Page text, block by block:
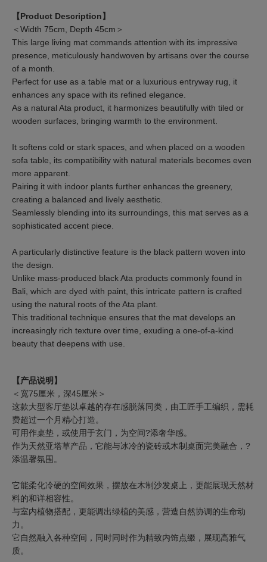
【Product Description】
＜Width 75cm, Depth 45cm＞
This large living mat commands attention with its impressive
presence, meticulously handwoven by artisans over the course
of a month.
Perfect for use as a table mat or a luxurious entryway rug, it
enhances any space with its refined elegance.
As a natural Ata product, it harmonizes beautifully with tiled or
wooden surfaces, bringing warmth to the environment.
It softens cold or stark spaces, and when placed on a wooden
sofa table, its compatibility with natural materials becomes even
more apparent.
Pairing it with indoor plants further enhances the greenery,
creating a balanced and lively aesthetic.
Seamlessly blending into its surroundings, this mat serves as a
sophisticated accent piece.
A particularly distinctive feature is the black pattern woven into
the design.
Unlike mass-produced black Ata products commonly found in
Bali, which are dyed with paint, this intricate pattern is crafted
using the natural roots of the Ata plant.
This traditional technique ensures that the mat develops an
increasingly rich texture over time, exuding a one-of-a-kind
beauty that deepens with use.
【产品说明】
＜宽75厘米，深45厘米＞
这款大型客厅垫以卓越的存在感脱落同类，由工匠手工编织，需耗
费超过一个月精心打造。
可用作桌垫，或使用于玄门，为空间?添奢华感。
作为天然亚塔草产品，它能与冰冷的瓷砖或木制桌面完美融合，?
添温馨氛围。
它能柔化冷硬的空间效果，摆放在木制沙发桌上，更能展现天然材
料的和详相容性。
与室内植物搭配，更能调出绿植的美感，营造自然协调的生命动
力。
它自然融入各种空间，同时同时作为精致内饰点缀，展现高雅气
质。